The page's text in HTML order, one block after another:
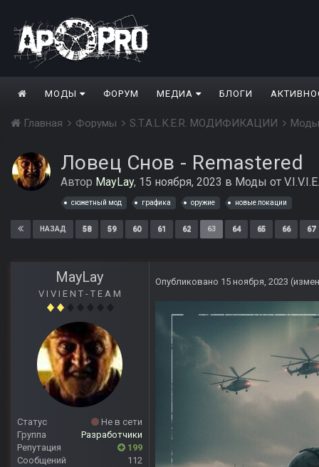
МОДЫ ФОРУМ МЕДИА БЛОГИ
Главная Форумы S.T.A.L.K.E.R. МОДИФИКАЦИИ
Ловец Снов - Remastered
Автор MayLay, 15 ноября, 2023 в Моды от
сюжетный мод графика оружие новые локации
НАЗАД 58 59 60 61 62 63 64 65 66 67
MayLay
V I V I E N T - T E A M
Статус
Не в сети
Группа
Разработчики
Репутация
199
Сообщений
112
Опубликовано 15 ноября, 2023